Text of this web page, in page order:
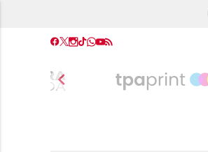
chevron_left